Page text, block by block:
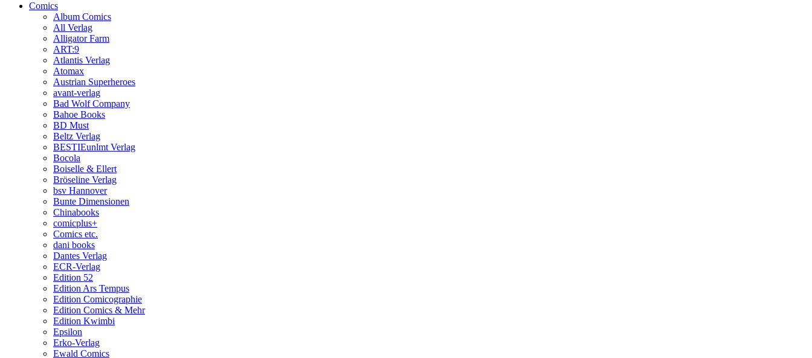
Comics
Album Comics
All Verlag
Alligator Farm
ART:9
Atlantis Verlag
Atomax
Austrian Superheroes
avant-verlag
Bad Wolf Company
Bahoe Books
BD Must
Beltz Verlag
BESTIEunlmt Verlag
Bocola
Boiselle & Ellert
Bröseline Verlag
bsv Hannover
Bunte Dimensionen
Chinabooks
comicplus+
Comics etc.
dani books
Dantes Verlag
ECR-Verlag
Edition 52
Edition Ars Tempus
Edition Comicographie
Edition Comics & Mehr
Edition Kwimbi
Epsilon
Erko-Verlag
Ewald Comics